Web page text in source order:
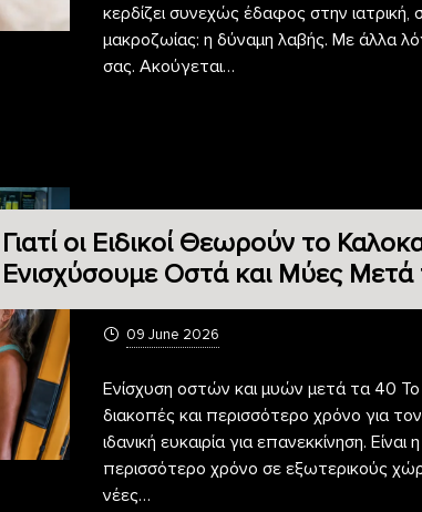
κερδίζει συνεχώς έδαφος στην
μακροζωίας: η δύναμη λαβής. Με άλλα
σας. Ακούγεται…
Γιατί οι Ειδικοί Θεωρούν το
Ενισχύσουμε Οστά και Μύες Μετά
09 June 2026
Ενίσχυση οστών και μυών μετά τα 40
διακοπές και περισσότερο χρόνο για
ιδανική ευκαιρία για επανεκκίνηση.
περισσότερο χρόνο σε εξωτερικούς
νέες…